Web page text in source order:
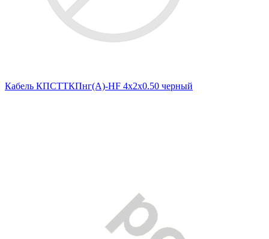
Кабель КПСТТКПнг(А)-HF 4х2х0.50 черный